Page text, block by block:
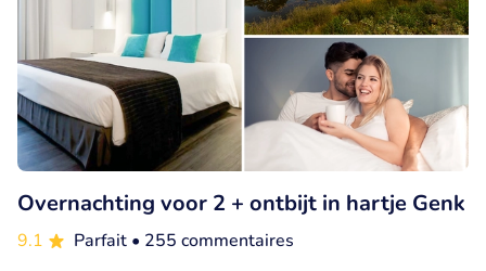
Overnachting voor 2 + ontbijt in hartje Genk
9.1 Parfait • 255 commentaires